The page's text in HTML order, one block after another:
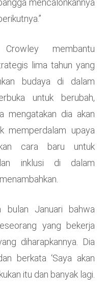
membantu
lima tahun yang
budaya di dalam
untuk berubah,
mengatakan dia akan
memperdalam upaya
cara baru untuk
inklusi di dalam
bulan Januari bahwa
yang bekerja
diharapkannya. Dia
berkata ‘Saya akan
itu dan banyak lagi.